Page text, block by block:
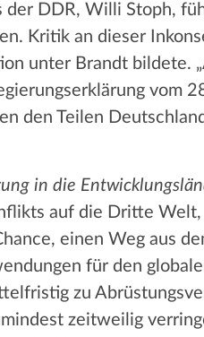
DDR, Willi Stoph,
Kritik an dieser
unter Brandt bildete.
vom
den Teilen
in die
auf die Dritte
einen Weg aus
für den
zu
zeitweilig